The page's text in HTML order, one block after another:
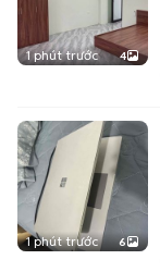
1 phút trước 4
1 phút trước 6